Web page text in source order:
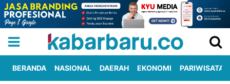
BERANDA NASIONAL DAERAH EKONOMI PARIWISATA